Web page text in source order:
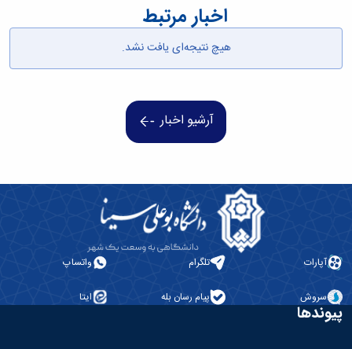
دانشگاه
پژوهش
اخبار مرتبط
هیچ نتیجه‌ای یافت نشد.
آرشیو اخبار
آپارات تلگرام واتساپ
سروش پیام رسان بله ایتا
پیوندها